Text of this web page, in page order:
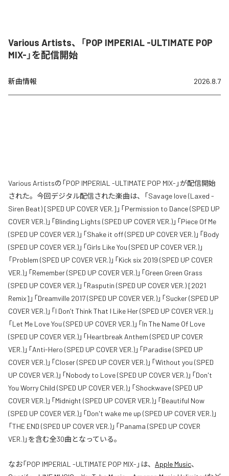
Various Artists、「POP IMPERIAL -ULTIMATE POP
MIX-」を配信開始
新曲情報 2026.8.7
Various Artistsの「POP IMPERIAL -ULTIMATE POP MIX-」が配信開始
された。今回デジタル配信された楽曲は、「Savage love (Laxed -
Siren Beat) [SPED UP COVER VER.]」「Permission to Dance (SPED UP
COVER VER.)」「Blinding Lights (SPED UP COVER VER.)」「Piece Of Me
(SPED UP COVER VER.)」「Shake it off (SPED UP COVER VER.)」「Body
(SPED UP COVER VER.)」「Girls Like You (SPED UP COVER VER.)」
「Problem (SPED UP COVER VER.)」「Kick six 2019 (SPED UP COVER
VER.)」「Remember (SPED UP COVER VER.)」「Green Green Grass
(SPED UP COVER VER.)」「Rasputin (SPED UP COVER VER.) [2021
Remix]」「Dreamville 2017 (SPED UP COVER VER.)」「Sucker (SPED UP
COVER VER.)」「I Don’t Think That I Like Her (SPED UP COVER VER.)」
「Let Me Love You (SPED UP COVER VER.)」「In The Name Of Love
(SPED UP COVER VER.)」「Heartbreak Anthem (SPED UP COVER
VER.)」「Anti-Hero (SPED UP COVER VER.)」「Paradise (SPED UP
COVER VER.)」「Closer (SPED UP COVER VER.)」「Without you (SPED
UP COVER VER.)」「Nobody to Love (SPED UP COVER VER.)」「Don't
You Worry Child (SPED UP COVER VER.)」「Shockwave (SPED UP
COVER VER.)」「Midnight (SPED UP COVER VER.)」「Beautiful Now
(SPED UP COVER VER.)」「Don't wake me up (SPED UP COVER VER.)」
「THE END (SPED UP COVER VER.)」「Panama (SPED UP COVER
VER.)」を含む全30曲となっている。
なお「POP IMPERIAL -ULTIMATE POP MIX- 」は、 Apple Music、